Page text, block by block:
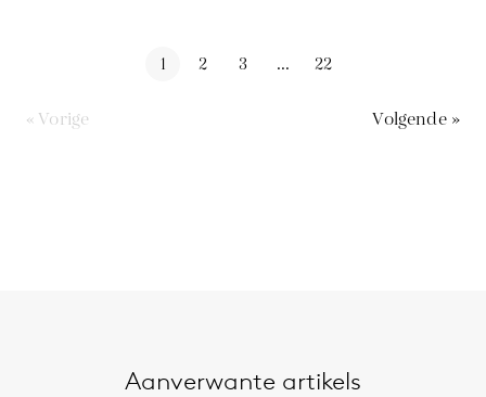
1 2 3 ... 22
« Vorige Volgende »
Aanverwante artikels